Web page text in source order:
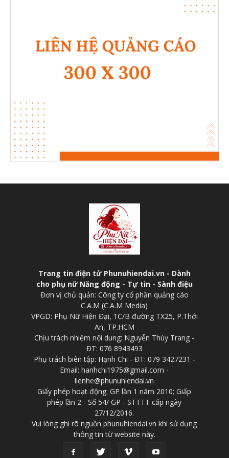
Trang tin điện tử Phunuhiendai.vn - Dành
cho phụ nữ Năng động - Tự tin - Sành điệu
Đơn vị chủ quản: Công ty cổ phần quảng cáo
C.A.M (C.A.M Media)
VPGD: Phụ Nữ Hiện Đại, 1C/B đường TX25, P.Thới
An, TP.HCM
Chịu trách nhiệm nội dung: Nguyễn Thùy Trang -
ĐT: 076 8943493
Phụ trách biên tập: Hạnh Chi - ĐT: 079 3427231 -
Email: hanhchi1975@gmail.com -
lienhe@phunuhiendai.vn
Giấy phép hoạt động: GP lần 1 năm 2010; Giấp
phép lần 2 - Số 54/ GP - STTTT cấp ngày
27/12/2016.
Vui lòng ghi rõ nguồn phunuhiendai.vn khi sử dụng
thông tin từ website này.